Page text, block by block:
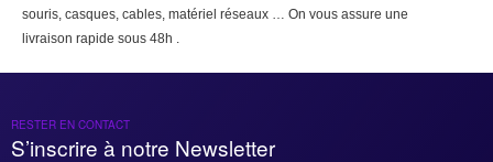
souris, casques, cables, matériel réseaux … On vous assure une
livraison rapide sous 48h .
RESTER EN CONTACT
S’inscrire à notre Newsletter